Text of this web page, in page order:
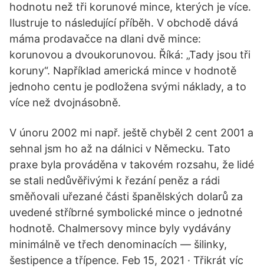
hodnotu než tři korunové mince, kterých je více.
Ilustruje to následující příběh. V obchodě dává
máma prodavačce na dlani dvě mince:
korunovou a dvoukorunovou. Říká: „Tady jsou tři
koruny“. Například americká mince v hodnotě
jednoho centu je podložena svými náklady, a to
více než dvojnásobně.
V únoru 2002 mi např. ještě chyběl 2 cent 2001 a
sehnal jsm ho až na dálnici v Německu. Tato
praxe byla prováděna v takovém rozsahu, že lidé
se stali nedůvěřivými k řezání peněz a rádi
směňovali uřezané části španělských dolarů za
uvedené stříbrné symbolické mince o jednotné
hodnotě. Chalmersovy mince byly vydávány
minimálně ve třech denominacích — šilinky,
šestipence a třípence. Feb 15, 2021 · Třikrát víc